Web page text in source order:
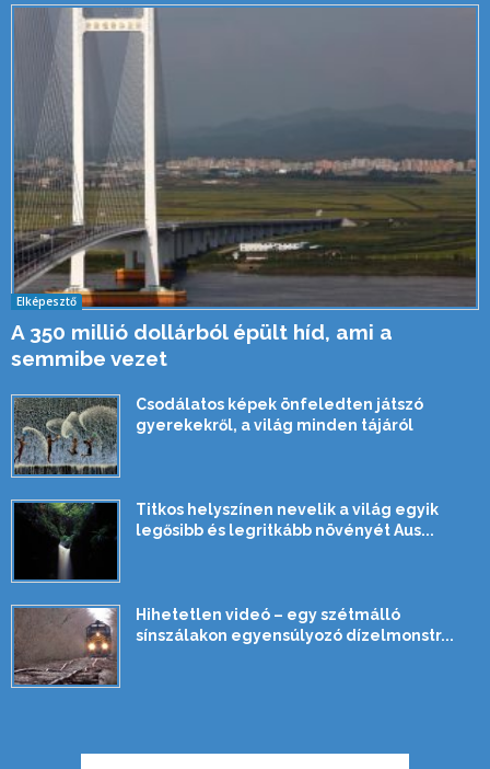
Elképesztő
A 350 millió dollárból épült híd, ami a
semmibe vezet
Csodálatos képek önfeledten játszó
gyerekekről, a világ minden tájáról
Titkos helyszínen nevelik a világ egyik
legősibb és legritkább növényét Aus...
Hihetetlen videó – egy szétmálló
sínszálakon egyensúlyozó dízelmonstr...